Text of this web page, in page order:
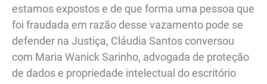
estamos expostos e de que forma uma pessoa que
foi fraudada em razão desse vazamento pode se
defender na Justiça, Cláudia Santos conversou
com Maria Wanick Sarinho, advogada de proteção
de dados e propriedade intelectual do escritório